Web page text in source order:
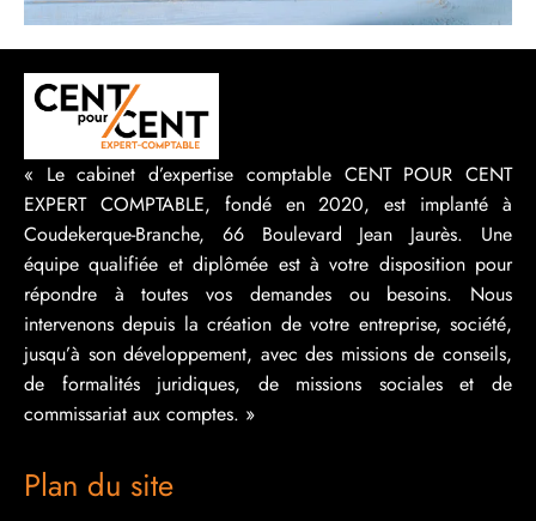
« Le cabinet d’expertise comptable CENT POUR CENT
EXPERT COMPTABLE, fondé en 2020, est implanté à
Coudekerque-Branche, 66 Boulevard Jean Jaurès. Une
équipe qualifiée et diplômée est à votre disposition pour
répondre à toutes vos demandes ou besoins. Nous
intervenons depuis la création de votre entreprise, société,
jusqu’à son développement, avec des missions de conseils,
de formalités juridiques, de missions sociales et de
commissariat aux comptes. »
Plan du site